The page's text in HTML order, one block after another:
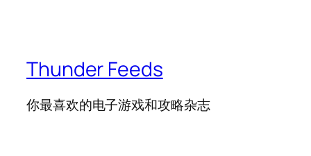
Thunder Feeds
你最喜欢的电子游戏和攻略杂志